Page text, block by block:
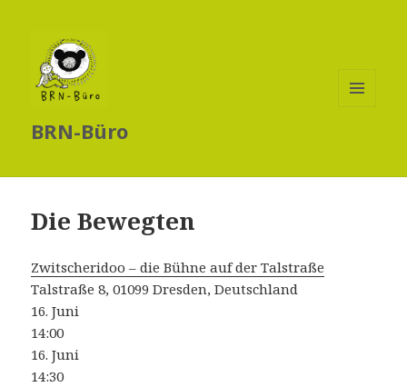
BRN-Büro
Die Bewegten
Zwitscheridoo – die Bühne auf der Talstraße
Talstraße 8, 01099 Dresden, Deutschland
16. Juni
14:00
16. Juni
14:30